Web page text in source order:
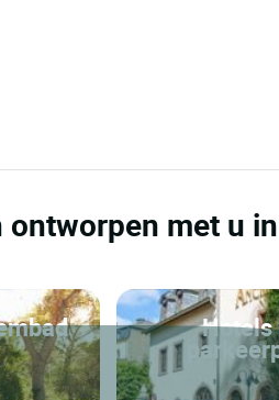
ontworpen met u
Hotels